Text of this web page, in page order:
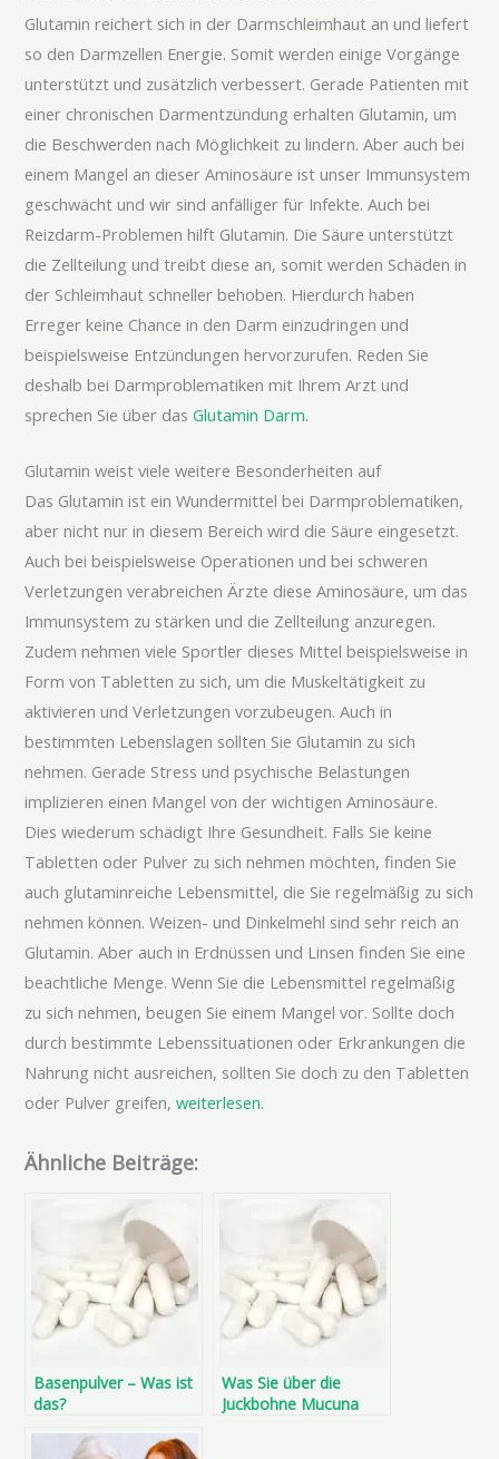
Glutamin reichert sich in der Darmschleimhaut an und liefert
so den Darmzellen Energie. Somit werden einige Vorgänge
unterstützt und zusätzlich verbessert. Gerade Patienten mit
einer chronischen Darmentzündung erhalten Glutamin, um
die Beschwerden nach Möglichkeit zu lindern. Aber auch bei
einem Mangel an dieser Aminosäure ist unser Immunsystem
geschwächt und wir sind anfälliger für Infekte. Auch bei
Reizdarm-Problemen hilft Glutamin. Die Säure unterstützt
die Zellteilung und treibt diese an, somit werden Schäden in
der Schleimhaut schneller behoben. Hierdurch haben
Erreger keine Chance in den Darm einzudringen und
beispielsweise Entzündungen hervorzurufen. Reden Sie
deshalb bei Darmproblematiken mit Ihrem Arzt und
sprechen Sie über dasGlutamin Darm.
Glutamin weist viele weitere Besonderheiten auf
Das Glutamin ist ein Wundermittel bei Darmproblematiken,
aber nicht nur in diesem Bereich wird die Säure eingesetzt.
Auch bei beispielsweise Operationen und bei schweren
Verletzungen verabreichen Ärzte diese Aminosäure, um das
Immunsystem zu stärken und die Zellteilung anzuregen.
Zudem nehmen viele Sportler dieses Mittel beispielsweise in
Form von Tabletten zu sich, um die Muskeltätigkeit zu
aktivieren und Verletzungen vorzubeugen. Auch in
bestimmten Lebenslagen sollten Sie Glutamin zu sich
nehmen. Gerade Stress und psychische Belastungen
implizieren einen Mangel von der wichtigen Aminosäure.
Dies wiederum schädigt Ihre Gesundheit. Falls Sie keine
Tabletten oder Pulver zu sich nehmen möchten, finden Sie
auch glutaminreiche Lebensmittel, die Sie regelmäßig zu sich
nehmen können. Weizen- und Dinkelmehl sind sehr reich an
Glutamin. Aber auch in Erdnüssen und Linsen finden Sie eine
beachtliche Menge. Wenn Sie die Lebensmittel regelmäßig
zu sich nehmen, beugen Sie einem Mangel vor. Sollte doch
durch bestimmte Lebenssituationen oder Erkrankungen die
Nahrung nicht ausreichen, sollten Sie doch zu den Tabletten
oder Pulver greifen,weiterlesen.
Ähnliche Beiträge:
Basenpulver – Was ist
das?
Was Sie über die
Juckbohne Mucuna